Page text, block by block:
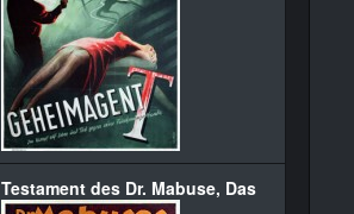
Testament des Dr. Mabuse, Das